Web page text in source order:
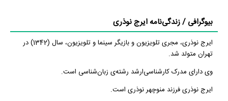
بیوگرافی / زندگی‌نامه ایرج نوذری
ایرج نوذری، مجری تلویزیون و بازیگر سینما و تلویزیون، سال (1342) در
تهران متولد شد.
وی دارای مدرک کارشناسی‌ارشد رشته‌ی زبان‌شناسی است.
ایرج نوذری فرزند منوچهر نوذری است.